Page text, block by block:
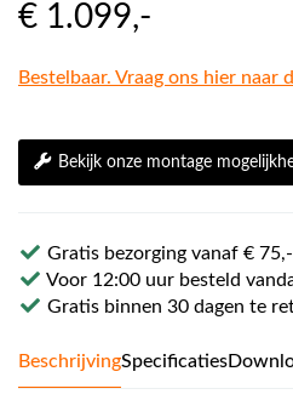
€ 1.099,-
Bestelbaar. Vraag ons hier naar
Bekijk onze montage
Gratis bezorging vanaf € 75,-
Voor 12:00 uur besteld
Gratis binnen 30 dagen te
BeschrijvingSpecificaties